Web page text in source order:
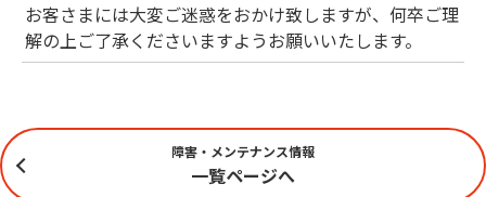
お客さまには大変ご迷惑をおかけ致しますが、何卒ご理
解の上ご了承くださいますようお願いいたします。
障害・メンテナンス情報
一覧ページへ